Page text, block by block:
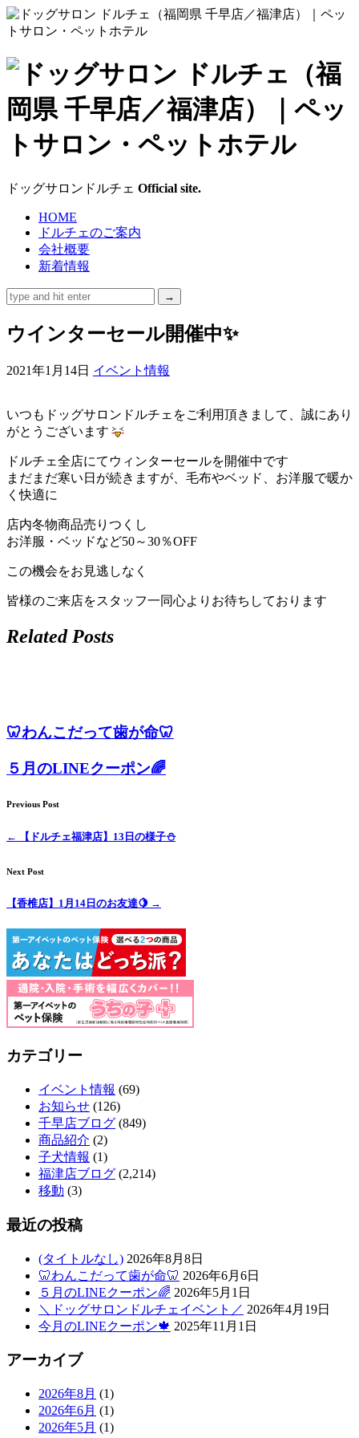
ド
ッ
グ
サ
ロ
ン
ド
ル
（福
岡
県
千
早
店
／
店）
｜
ペ
ッ
サ
ロ
ン・
ペ
ッ
ト
ホ
テ
ル
ドッグサロンドルチェ Official site.
HOME
ドルチェのご案内
会社概要
新着情報
ウインターセール開催中✨
2021年1月14日 イベント情報
いつもドッグサロンドルチェをご利用頂きまして、誠にあり
がとうございます
ドルチェ全店にてウィンターセールを開催中です
まだまだ寒い日が続きますが、毛布やベッド、お洋服で暖か
く快適に
店内冬物商品売りつくし
お洋服・ベッドなど50～30％OFF
この機会をお見逃しなく
皆様のご来店をスタッフ一同心よりお待ちしております
Related Posts
🦷わんこだって歯が命🦷
５月のLINEクーポン🌈
Previous Post
← 【ドルチェ福津店】13日の様子⛄
Next Post
【香椎店】1月14日のお友達🍋 →
カテゴリー
イベント情報 (69)
お知らせ (126)
千早店ブログ (849)
商品紹介 (2)
子犬情報 (1)
福津店ブログ (2,214)
移動 (3)
最近の投稿
(タイトルなし) 2026年8月8日
🦷わんこだって歯が命🦷 2026年6月6日
５月のLINEクーポン🌈 2026年5月1日
＼ドッグサロンドルチェイベント／ 2026年4月19日
今月のLINEクーポン🍁 2025年11月1日
アーカイブ
2026年8月 (1)
2026年6月 (1)
2026年5月 (1)